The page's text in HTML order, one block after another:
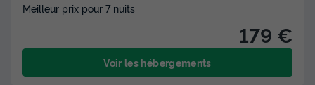
Meilleur prix pour 7 nuits
179 €
Voir les hébergements